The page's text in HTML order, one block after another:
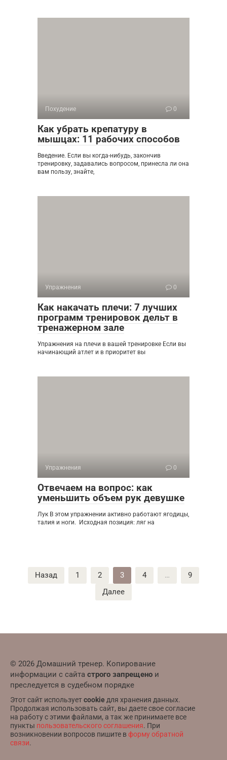
Похудение 0
Как убрать крепатуру в
мышцах: 11 рабочих способов
Введение. Если вы когда-нибудь, закончив
тренировку, задавались вопросом, принесла ли она
вам пользу, знайте,
Упражнения 0
Как накачать плечи: 7 лучших
программ тренировок дельт в
тренажерном зале
Упражнения на плечи в вашей тренировке Если вы
начинающий атлет и в приоритет вы
Упражнения 0
Отвечаем на вопрос: как
уменьшить объем рук девушке
Лук В этом упражнении активно работают ягодицы,
талия и ноги. Исходная позиция: ляг на
Пагинация
записей
Назад 1 2 3 4 …
9
Далее
© 2026 Домашний тренер. Копирование
информации с сайта строго запрещено и
преследуется в судебном порядке
Этот сайт используетcookie для хранения данных.
Продолжая использовать сайт, вы даете свое согласие
на работу с этими файлами, а так же принимаете все
пункты пользовательского соглашения. При
возникновении вопросов пишите вформу обратной
связи.